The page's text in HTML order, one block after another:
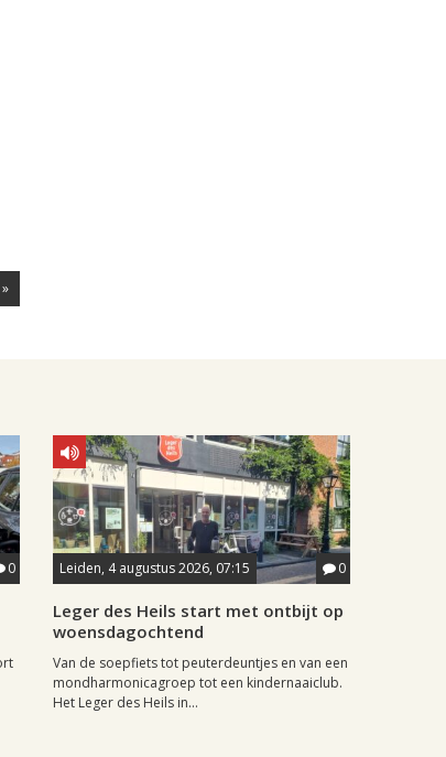
0 Leiden, 4 augustus 2026, 07:15 0
Leger des Heils start met ontbijt op
woensdagochtend
Van de soepfiets tot peuterdeuntjes en van een
mondharmonicagroep tot een kindernaaiclub.
Het Leger des Heils in...